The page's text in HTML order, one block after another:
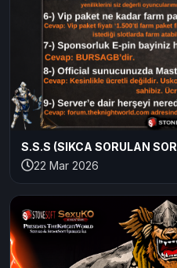
S.S.S (SIKCA SORULAN
22 Mar 2026